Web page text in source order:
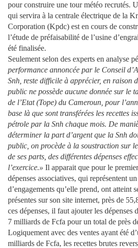
pour construire une tour météo recrutés.
qui servira à la centrale électrique de la
Corporation (Kpdc) est en cours de
l’étude de préfaisabilité de l’usine
été finalisée.
Seulement selon des experts en analyse
performance annoncée par le Conseil
Snh, reste difficile à apprécier, en raison
public ne possède aucune donnée sur le
de l’Etat (Tope) du Cameroun, pour
base là que sont transférées les recettes
pétrole par la Snh chaque mois. De
déterminer la part d’argent que la Snh
public, on procède à la soustraction sur
de ses parts, des différentes dépenses
l’exercice.» Il apparait que pour le
dépenses associatives, qui représentent
d’engagements qu’elle prend, ont atteint
présentes sur son site internet, près de
ces dépenses, il faut ajouter les dépenses
7 milliards de Fcfa pour un total de près
Logiquement avec des ventes ayant été
milliards de Fcfa, les recettes brutes